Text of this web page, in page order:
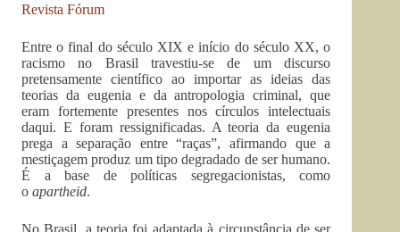
Revista Fórum
Entre o final do século XIX e início do século XX, o
racismo no Brasil travestiu-se de um discurso
pretensamente científico ao importar as ideias das
teorias da eugenia e da antropologia criminal, que
eram fortemente presentes nos círculos intelectuais
daqui. E foram ressignificadas. A teoria da eugenia
prega a separação entre “raças”, afirmando que a
mestiçagem produz um tipo degradado de ser humano.
É a base de políticas segregacionistas, como
o apartheid.
No Brasil, a teoria foi adaptada à circunstância de ser